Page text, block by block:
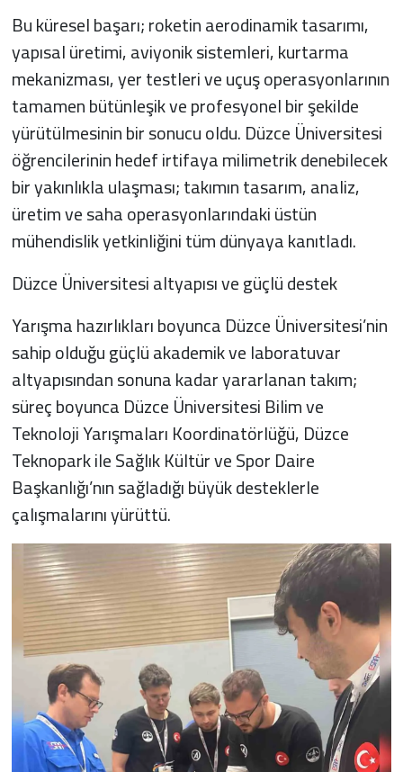
Bu küresel başarı; roketin aerodinamik tasarımı,
yapısal üretimi, aviyonik sistemleri, kurtarma
mekanizması, yer testleri ve uçuş operasyonlarının
tamamen bütünleşik ve profesyonel bir şekilde
yürütülmesinin bir sonucu oldu. Düzce Üniversitesi
öğrencilerinin hedef irtifaya milimetrik denebilecek
bir yakınlıkla ulaşması; takımın tasarım, analiz,
üretim ve saha operasyonlarındaki üstün
mühendislik yetkinliğini tüm dünyaya kanıtladı.
Düzce Üniversitesi altyapısı ve güçlü destek
Yarışma hazırlıkları boyunca Düzce Üniversitesi’nin
sahip olduğu güçlü akademik ve laboratuvar
altyapısından sonuna kadar yararlanan takım;
süreç boyunca Düzce Üniversitesi Bilim ve
Teknoloji Yarışmaları Koordinatörlüğü, Düzce
Teknopark ile Sağlık Kültür ve Spor Daire
Başkanlığı’nın sağladığı büyük desteklerle
çalışmalarını yürüttü.